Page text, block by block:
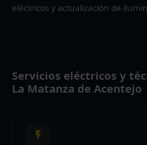
eléctricos y actualización de
Servicios eléctricos y
La Matanza de Acentejo